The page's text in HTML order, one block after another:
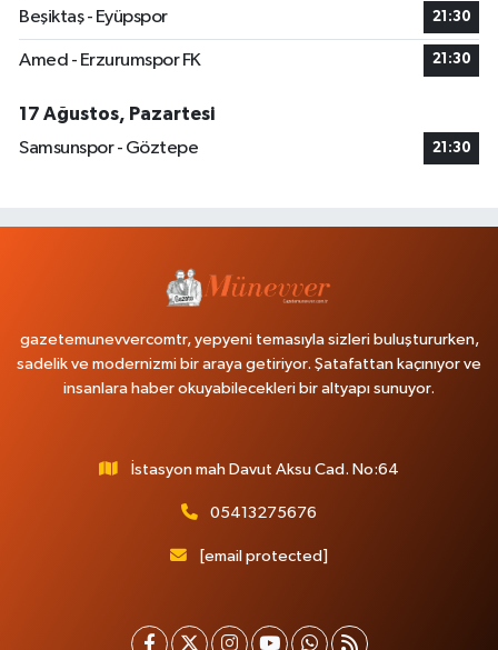
Beşiktaş - Eyüpspor 21:30
Amed - Erzurumspor FK 21:30
17 Ağustos, Pazartesi
Samsunspor - Göztepe
21:30
gazetemunevvercomtr, yepyeni temasıyla sizleri buluştururken,
sadelik ve modernizmi bir araya getiriyor. Şatafattan kaçınıyor ve
insanlara haber okuyabilecekleri bir altyapı sunuyor.
İstasyon mah Davut Aksu Cad. No:64
05413275676
[email protected]